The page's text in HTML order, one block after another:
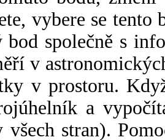
vybere se tento
bod společně s
v
v prostoru.
a
všech stran).